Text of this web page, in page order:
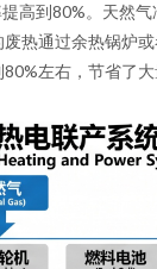
高到80%。天然
热通过余热锅炉
左右，节省了大